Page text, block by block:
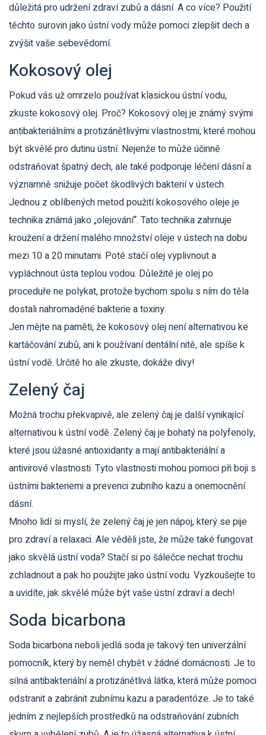
důležitá pro udržení zdraví zubů a dásní. A co více? Použití
těchto surovin jako ústní vody může pomoci zlepšit dech a
zvýšit vaše sebevědomí.
Kokosový olej
Pokud vás už omrzelo používat klasickou ústní vodu,
zkuste kokosový olej. Proč? Kokosový olej je známý svými
antibakteriálními a protizánětlivými vlastnostmi, které mohou
být skvělé pro dutinu ústní. Nejenže to může účinně
odstraňovat špatný dech, ale také podporuje léčení dásní a
významně snižuje počet škodlivých bakterií v ústech.
Jednou z oblíbených metod použití kokosového oleje je
technika známá jako „olejování“. Tato technika zahrnuje
kroužení a držení malého množství oleje v ústech na dobu
mezi 10 a 20 minutami. Poté stačí olej vyplivnout a
vypláchnout ústa teplou vodou. Důležité je olej po
proceduře ne polykat, protože bychom spolu s ním do těla
dostali nahromaděné bakterie a toxiny.
Jen mějte na paměti, že kokosový olej není alternativou ke
kartáčování zubů, ani k používaní dentální nitě, ale spíše k
ústní vodě. Určitě ho ale zkuste, dokáže divy!
Zelený čaj
Možná trochu překvapivě, ale zelený čaj je další vynikající
alternativou k ústní vodě. Zelený čaj je bohatý na polyfenoly,
které jsou úžasné antioxidanty a mají antibakteriální a
antivirové vlastnosti. Tyto vlastnosti mohou pomoci při boji s
ústními bakteriemi a prevenci zubního kazu a onemocnění
dásní.
Mnoho lidí si myslí, že zelený čaj je jen nápoj, který se pije
pro zdraví a relaxaci. Ale věděli jste, že může také fungovat
jako skvělá ústní voda? Stačí si po šálečce nechat trochu
zchladnout a pak ho použijte jako ústní vodu. Vyzkoušejte to
a uvidíte, jak skvělé může být vaše ústní zdraví a dech!
Soda bicarbona
Soda bicarbona neboli jedlá soda je takový ten univerzální
pomocník, který by neměl chybět v žádné domácnosti. Je to
silná antibakteriální a protizánětlivá látka, která může pomoci
odstranit a zabránit zubnímu kazu a paradentóze. Je to také
jedním z nejlepších prostředků na odstraňování zubních